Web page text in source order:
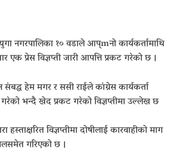
नगरपालिका १० वडाले आप्mनो कार्यकर्तामाथि
एक प्रेस विज्ञप्ती जारी आपत्ति प्रकट गरेको छ ।
हेम मगर र ससी राईले कांग्रेस कार्यकर्ता
भन्दै खेद प्रकट गरेको विज्ञप्तीमा उल्लेख छ
हस्ताक्षरित विज्ञप्तीमा दोषीलाई कारवाहीको माग
गरिएको छ ।